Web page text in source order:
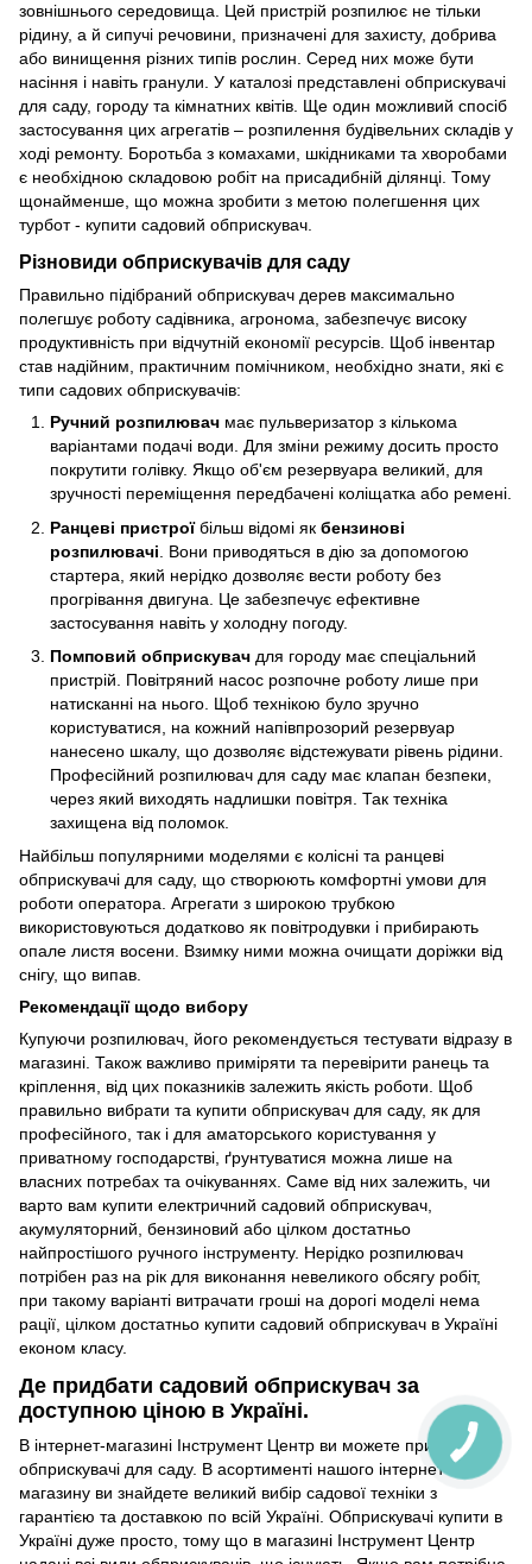
зовнішнього середовища. Цей пристрій розпилює не тільки
рідину, а й сипучі речовини, призначені для захисту, добрива
або винищення різних типів рослин. Серед них може бути
насіння і навіть гранули. У каталозі представлені обприскувачі
для саду, городу та кімнатних квітів. Ще один можливий спосіб
застосування цих агрегатів – розпилення будівельних складів у
ході ремонту. Боротьба з комахами, шкідниками та хворобами
є необхідною складовою робіт на присадибній ділянці. Тому
щонайменше, що можна зробити з метою полегшення цих
турбот - купити садовий обприскувач.
Різновиди обприскувачів для саду
Правильно підібраний обприскувач дерев максимально
полегшує роботу садівника, агронома, забезпечує високу
продуктивність при відчутній економії ресурсів. Щоб інвентар
став надійним, практичним помічником, необхідно знати, які є
типи садових обприскувачів:
Ручний розпилювач має пульверизатор з кількома
варіантами подачі води. Для зміни режиму досить просто
покрутити голівку. Якщо об'єм резервуара великий, для
зручності переміщення передбачені коліщатка або ремені.
Ранцеві пристроїбільш відомі як бензинові
розпилювачі . Вони приводяться в дію за допомогою
стартера, який нерідко дозволяє вести роботу без
прогрівання двигуна. Це забезпечує ефективне
застосування навіть у холодну погоду.
Помповий обприскувач для городу має спеціальний
пристрій. Повітряний насос розпочне роботу лише при
натисканні на нього. Щоб технікою було зручно
користуватися, на кожний напівпрозорий резервуар
нанесено шкалу, що дозволяє відстежувати рівень рідини.
Професійний розпилювач для саду має клапан безпеки,
через який виходять надлишки повітря. Так техніка
захищена від поломок.
Найбільш популярними моделями є колісні та ранцеві
обприскувачі для саду, що створюють комфортні умови для
роботи оператора. Агрегати з широкою трубкою
використовуються додатково як повітродувки і прибирають
опале листя восени. Взимку ними можна очищати доріжки від
снігу, що випав.
Рекомендації щодо вибору
Купуючи розпилювач, його рекомендується тестувати відразу в
магазині. Також важливо приміряти та перевірити ранець та
кріплення, від цих показників залежить якість роботи. Щоб
правильно вибрати та купити обприскувач для саду, як для
професійного, так і для аматорського користування у
приватному господарстві, ґрунтуватися можна лише на
власних потребах та очікуваннях. Саме від них залежить, чи
варто вам купити електричний садовий обприскувач,
акумуляторний, бензиновий або цілком достатньо
найпростішого ручного інструменту. Нерідко розпилювач
потрібен раз на рік для виконання невеликого обсягу робіт,
при такому варіанті витрачати гроші на дорогі моделі нема
рації, цілком достатньо купити садовий обприскувач в Україні
економ класу.
Де придбати садовий обприскувач за
доступною ціною в Україні.
В інтернет-магазині Інструмент Центр ви можете придбати
обприскувачі для саду. В асортименті нашого інтернет-
магазину ви знайдете великий вибір садової техніки з
гарантією та доставкою по всій Україні. Обприскувачі купити в
Україні дуже просто, тому що в магазині Інструмент Центр